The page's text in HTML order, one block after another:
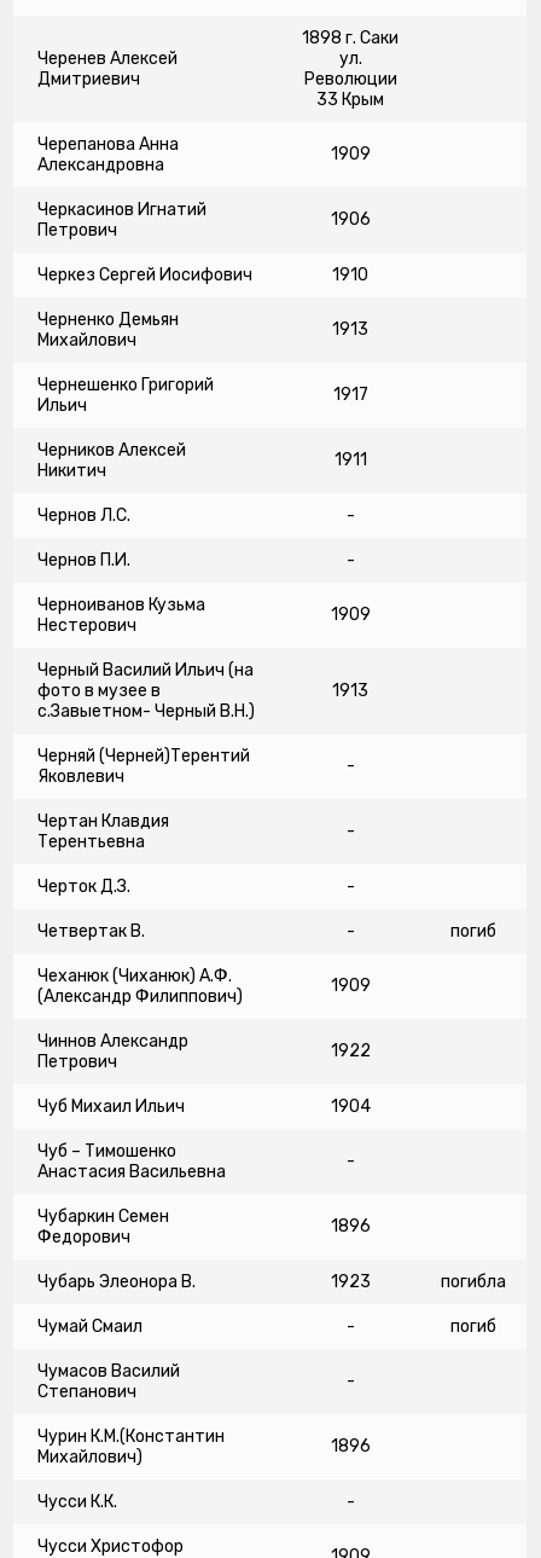
Черенев Алексей
Дмитриевич
1898 г. Саки
ул.
Революции
33 Крым
Черепанова Анна
Александровна
1909
Черкасинов Игнатий
Петрович
1906
Черкез Сергей Иосифович 1910
Черненко Демьян
Михайлович
1913
Чернешенко Григорий
Ильич
1917
Черников Алексей
Никитич
1911
Чернов Л.С. -
Чернов П.И. -
Черноиванов Кузьма
Нестерович
1909
Черный Василий Ильич (на
фото в музее в
с.Завыетном- Черный В.Н.)
1913
Черняй (Черней)Терентий
Яковлевич
-
Чертан Клавдия
Терентьевна
-
Черток Д.З. -
Четвертак В. - погиб
Чеханюк (Чиханюк) А.Ф.
(Александр Филиппович)
1909
Чиннов Александр
Петрович
1922
Чуб Михаил Ильич 1904
Чуб – Тимошенко
Анастасия Васильевна
-
Чубаркин Семен
Федорович
1896
Чубарь Элеонора В. 1923 погибла
Чумай Смаил - погиб
Чумасов Василий
Степанович
-
Чурин К.М.(Константин
Михайлович)
1896
Чусси К.К. -
Чусси Христофор